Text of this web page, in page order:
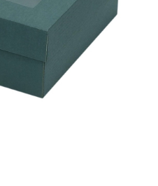
выдачи.